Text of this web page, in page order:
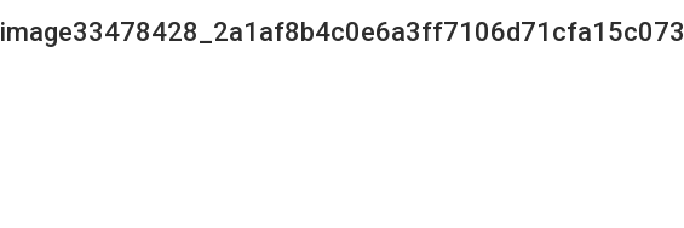
image33478428_2a1af8b4c0e6a3ff7106d71cfa15c073